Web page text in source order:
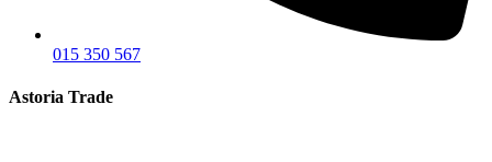
015 350 567
Astoria Trade